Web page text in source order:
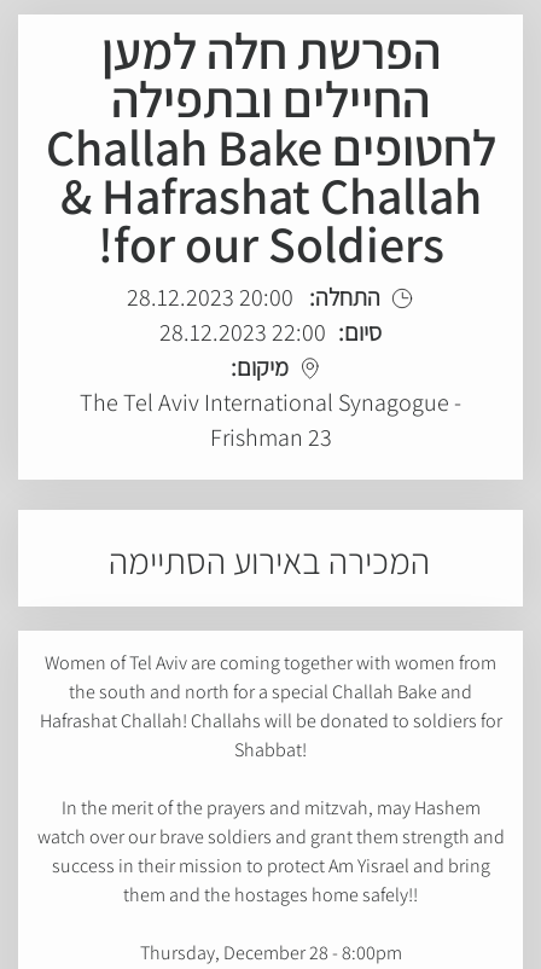
הפרשת חלה למען
החיילים ובתפילה
לחטופים Challah Bake
& Hafrashat Challah
for our Soldiers!
התחלה: 20:00 28.12.2023
סיום: 22:00 28.12.2023
מיקום:
The Tel Aviv International Synagogue -
Frishman 23
המכירה באירוע הסתיימה
Women of Tel Aviv are coming together with women from
the south and north for a special Challah Bake and
Hafrashat Challah! Challahs will be donated to soldiers for
Shabbat!
In the merit of the prayers and mitzvah, may Hashem
watch over our brave soldiers and grant them strength and
success in their mission to protect Am Yisrael and bring
them and the hostages home safely!!
Thursday, December 28 - 8:00pm